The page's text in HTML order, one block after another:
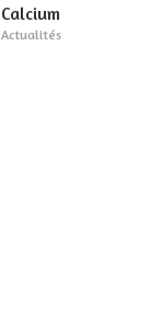
Calcium
Actualités